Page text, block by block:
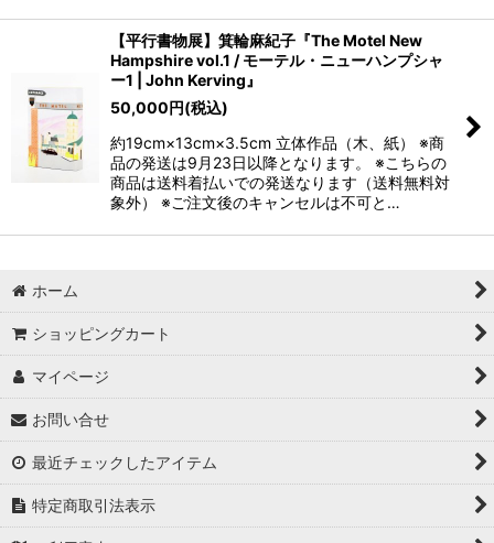
【平行書物展】箕輪麻紀子『The Motel New
Hampshire vol.1 / モーテル・ニューハンプシャ
ー1 | John Kerving』
50,000円(税込)
約19cm×13cm×3.5cm 立体作品（木、紙） ※商
品の発送は9月23日以降となります。 ※こちらの
商品は送料着払いでの発送なります（送料無料対
象外） ※ご注文後のキャンセルは不可と…
ホーム
ショッピングカート
マイページ
お問い合せ
最近チェックしたアイテム
特定商取引法表示